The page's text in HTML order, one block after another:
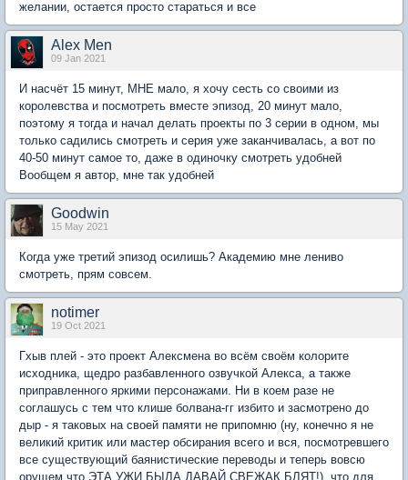
желании, остается просто стараться и все
Alex Men
09 Jan 2021
И насчёт 15 минут, МНЕ мало, я хочу сесть со своими из
королевства и посмотреть вместе эпизод, 20 минут мало,
поэтому я тогда и начал делать проекты по 3 серии в одном, мы
только садились смотреть и серия уже заканчивалась, а вот по
40-50 минут самое то, даже в одиночку смотреть удобней
Вообщем я автор, мне так удобней
Goodwin
15 May 2021
Когда уже третий эпизод осилишь? Академию мне лениво
смотреть, прям совсем.
notimer
19 Oct 2021
Гхыв плей - это проект Алексмена во всём своём колорите
исходника, щедро разбавленного озвучкой Алекса, а также
приправленного яркими персонажами. Ни в коем разе не
соглашусь с тем что клише болвана-гг избито и засмотрено до
дыр - я таковых на своей памяти не припомню (ну, конечно я не
великий критик или мастер обсирания всего и вся, посмотревшего
все существующий баянистические переводы и теперь вовсю
орущем что ЭТА УЖИ БЫЛА ДАВАЙ СВЕЖАК БЛЯТ!), что для